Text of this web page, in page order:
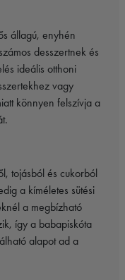
állagú, enyhén
desszertnek és
ideális otthoni
vagy
könnyen felszívja a
tojásból és cukorból
a kíméletes sütési
a megbízható
így a babapiskóta
alapot ad a